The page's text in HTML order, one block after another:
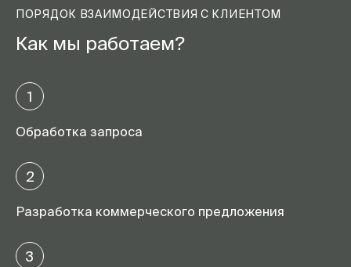
ПОРЯДОК ВЗАИМОДЕЙСТВИЯ С КЛИЕНТОМ
Как мы работаем?
1
Обработка запроса
2
Разработка коммерческого предложения
3